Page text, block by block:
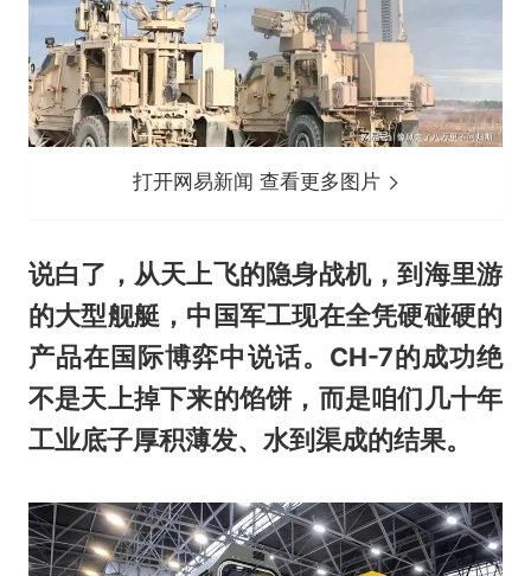
打开网易新闻 查看更多图片
说白了，从天上飞的隐身战机，到海里游
的大型舰艇，中国军工现在全凭硬碰硬的
产品在国际博弈中说话。CH-7的成功绝
不是天上掉下来的馅饼，而是咱们几十年
工业底子厚积薄发、水到渠成的结果。